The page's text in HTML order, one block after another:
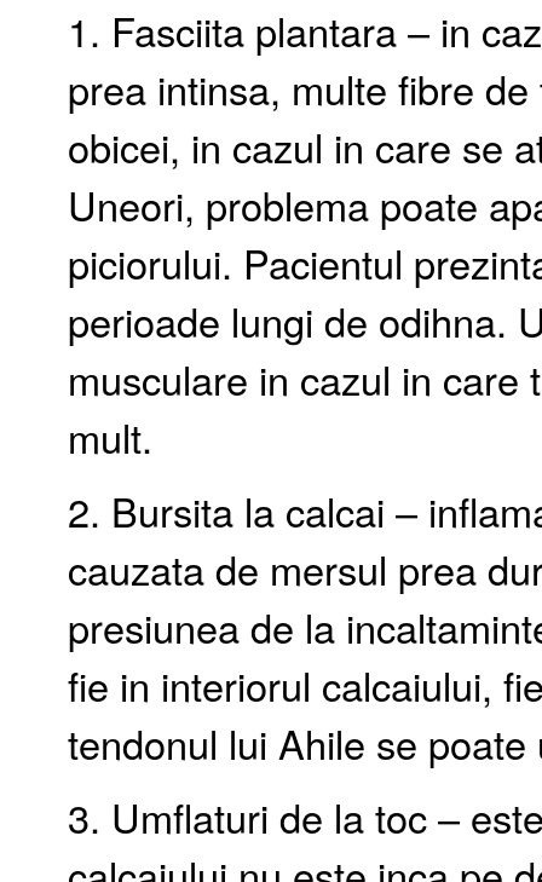
1. Fasciita plantara – in
prea intinsa, multe fibre
obicei, in cazul in care se
Uneori, problema poate
piciorului. Pacientul
perioade lungi de odihna.
musculare in cazul in
mult.
2. Bursita la calcai –
cauzata de mersul prea
presiunea de la
fie in interiorul calcaiului,
tendonul lui Ahile se poate
3. Umflaturi de la toc –